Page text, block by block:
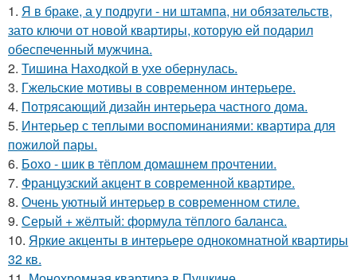
1. Я в браке, а у подруги - ни штампа, ни обязательств,
зато ключи от новой квартиры, которую ей подарил
обеспеченный мужчина.
2. Тишина Находкой в ухе обернулась.
3. Гжельские мотивы в современном интерьере.
4. Потрясающий дизайн интерьера частного дома.
5. Интерьер с теплыми воспоминаниями: квартира для
пожилой пары.
6. Бохо - шик в тёплом домашнем прочтении.
7. Французский акцент в современной квартире.
8. Очень уютный интерьер в современном стиле.
9. Серый + жёлтый: формула тёплого баланса.
10. Яркие акценты в интерьере однокомнатной квартиры
32 кв.